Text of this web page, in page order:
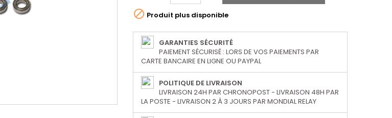
 Produit plus disponible
GARANTIES SÉCURITÉ
PAIEMENT SÉCURISÉ : LORS DE VOS PAIEMENTS PAR
CARTE BANCAIRE EN LIGNE OU PAYPAL
POLITIQUE DE LIVRAISON
LIVRAISON 24H PAR CHRONOPOST - LIVRAISON 48H PAR
LA POSTE - LIVRAISON 2 À 3 JOURS PAR MONDIAL RELAY